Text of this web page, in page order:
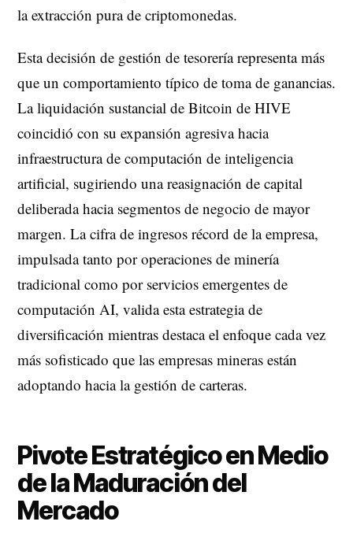
la extracción pura de criptomonedas.
Esta decisión de gestión de tesorería representa más
que un comportamiento típico de toma de ganancias.
La liquidación sustancial de Bitcoin de HIVE
coincidió con su expansión agresiva hacia
infraestructura de computación de inteligencia
artificial, sugiriendo una reasignación de capital
deliberada hacia segmentos de negocio de mayor
margen. La cifra de ingresos récord de la empresa,
impulsada tanto por operaciones de minería
tradicional como por servicios emergentes de
computación AI, valida esta estrategia de
diversificación mientras destaca el enfoque cada vez
más sofisticado que las empresas mineras están
adoptando hacia la gestión de carteras.
Pivote Estratégico en Medio
de la Maduración del
Mercado